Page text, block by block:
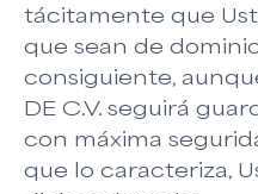
tácitamente que
que sean de
consiguiente,
DE C.V. seguirá
con máxima
que lo caracteriza,